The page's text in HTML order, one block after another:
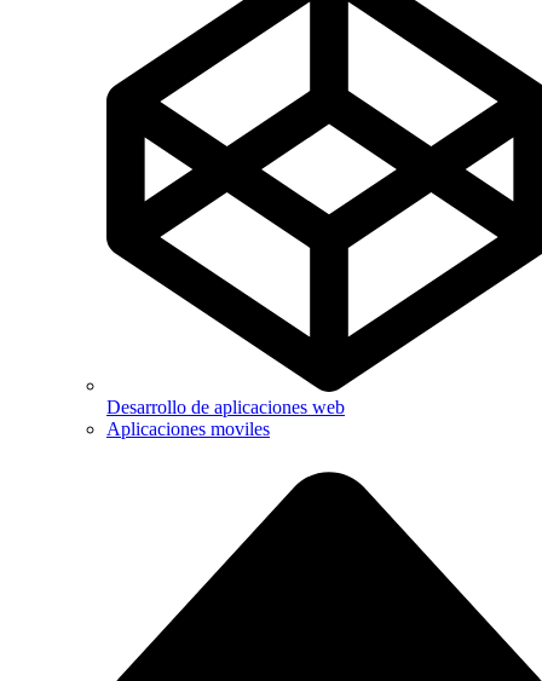
Desarrollo de aplicaciones web
Aplicaciones moviles